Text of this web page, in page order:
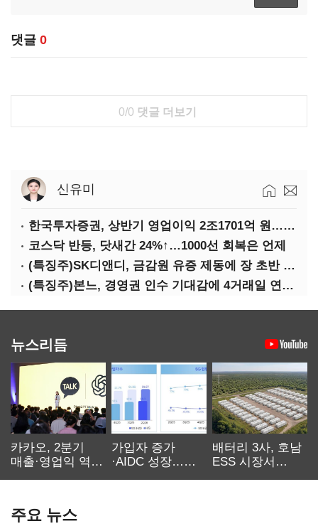
댓글 0
0/0 댓글 더보기
신유미
한국투자증권, 상반기 영업이익 2조1701억 원… 전년비 89.1%↑
코스닥 반등, 닷새간 24%↑…1000선 회복은 언제
(특징주)SK디앤디, 금감원 유증 제동에 장 초반 상한가
(특징주)본느, 경영권 인수 기대감에 4거래일 연속 상한가
뉴스리듬
카카오, 2분기
매출·영업익 역대
가입자 증가
·AIDC 성장…
배터리 3사, 호남
ESS 시장서
주요 뉴스